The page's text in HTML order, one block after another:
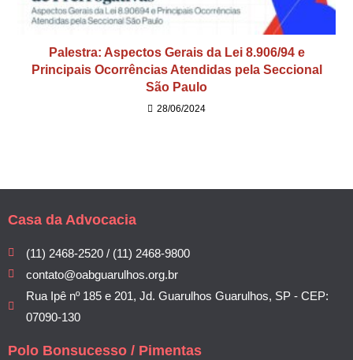
Palestra: Aspectos Gerais da Lei 8.906/94 e
Principais Ocorrências Atendidas pela Seccional
São Paulo
28/06/2024
Casa da Advocacia
(11) 2468-2520 / (11) 2468-9800
contato@oabguarulhos.org.br
Rua Ipê nº 185 e 201, Jd. Guarulhos Guarulhos, SP - CEP:
07090-130
Polo Bonsucesso / Pimentas